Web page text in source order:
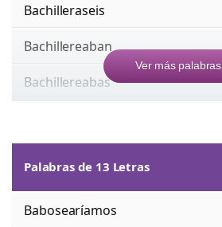
Bachilleraseis
Bachillereaban
Bachillereabas
Ver más palabras
Palabras de 13 Letras
Babosearíamos